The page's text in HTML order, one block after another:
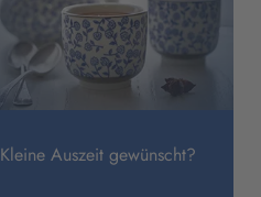
Kleine Auszeit gewünscht?